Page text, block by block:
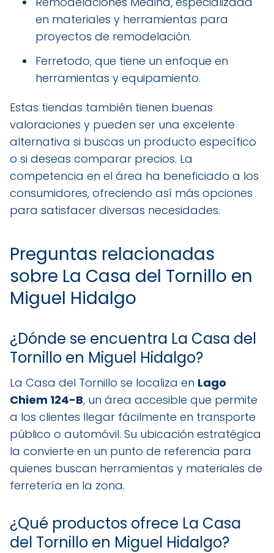
en materiales y herramientas para
proyectos de remodelación.
Ferretodo, que tiene un enfoque en
herramientas y equipamiento.
Estas tiendas también tienen buenas
valoraciones y pueden ser una excelente
alternativa si buscas un producto específico
o si deseas comparar precios. La
competencia en el área ha beneficiado a los
consumidores, ofreciendo así más opciones
para satisfacer diversas necesidades.
Preguntas relacionadas
sobre La Casa del Tornillo en
Miguel Hidalgo
¿Dónde se encuentra La Casa del
Tornillo en Miguel Hidalgo?
La Casa del Tornillo se localiza en Lago
Chiem 124-B, un área accesible que permite
a los clientes llegar fácilmente en transporte
público o automóvil. Su ubicación estratégica
la convierte en un punto de referencia para
quienes buscan herramientas y materiales de
ferretería en la zona.
¿Qué productos ofrece La Casa
del Tornillo en Miguel Hidalgo?